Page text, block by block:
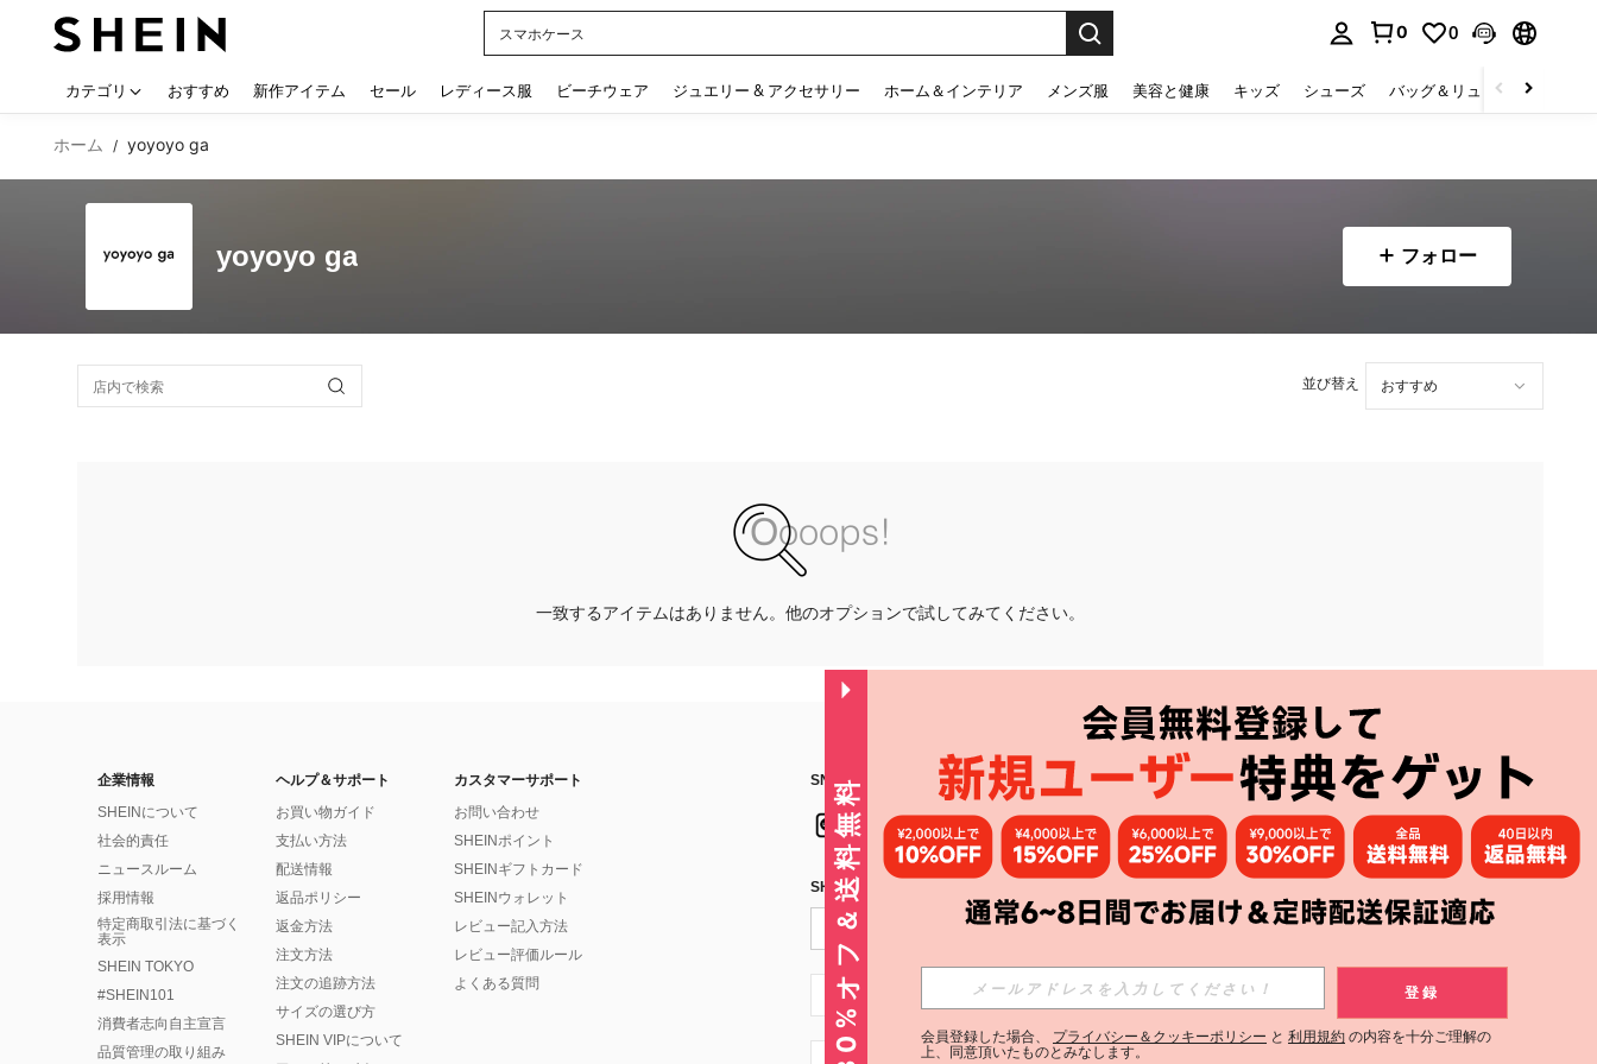
スマホケース
0 0
カテゴリ おすすめ 新作アイテム セール レディース服 ビーチウェア ジュエリー & アクセサリー ホーム＆インテリア メンズ服 美容と健康 キッズ シューズ バッグ＆リュック
ホーム / yoyoyo ga
yoyoyo ga フォロー
並び替え
一致するアイテムはありません。他のオプションで試してみてください。
企業情報
SHEINについて
社会的責任
ニュースルーム
採用情報
特定商取引法に基づく
表示
SHEIN TOKYO
#SHEIN101
消費者志向自主宣言
品質管理の取り組み
ヘルプ＆サポート
お買い物ガイド
支払い方法
配送情報
返品ポリシー
返金方法
注文方法
注文の追跡方法
サイズの選び方
SHEIN VIPについて
カスタマーサポート
お問い合わせ
SHEINポイント
SHEINギフトカード
SHEINウォレット
レビュー記入方法
レビュー評価ルール
よくある質問
SNSフォローはこちら： アプリ
SHEIN STYLE NEWSを購読する
購読
JP + 81 登録する
30%オフ＆送料無料 登録
会員登録した場合、 プライバシー＆クッキーポリシー と 利用規約 の内容を十分ご理解の
上、同意頂いたものとみなします。